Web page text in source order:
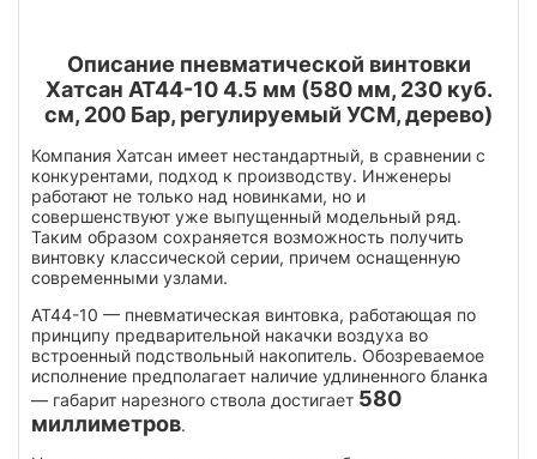
Описание пневматической винтовки
Хатсан АТ44-10 4.5 мм (580 мм, 230 куб.
см, 200 Бар, регулируемый УСМ, дерево)
Компания Хатсан имеет нестандартный, в сравнении с
конкурентами, подход к производству. Инженеры
работают не только над новинками, но и
совершенствуют уже выпущенный модельный ряд.
Таким образом сохраняется возможность получить
винтовку классической серии, причем оснащенную
современными узлами.
АТ44-10 — пневматическая винтовка, работающая по
принципу предварительной накачки воздуха во
встроенный подствольный накопитель. Обозреваемое
исполнение предполагает наличие удлиненного бланка
— габарит нарезного ствола достигает 580
миллиметров.